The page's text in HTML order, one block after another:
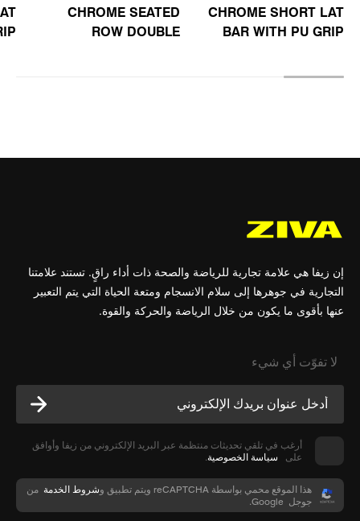
CHROME SHORT LAT
BAR WITH PU GRIP
CHROME SEATED
ROW DOUBLE
إن زيفا هي علامة تجارية للرياضة والصحة ذات أداء راقٍ. تستند علامتنا
التجارية في جوهرها إلى سلام الانسجام ومتعة الحياة التي يتم التعبير
عنها بأقوى ما يكون من خلال الرياضة والحركة والقوة.
لا تفوّت أي شيء
أرغب في تلقي تحديثات منتظمة عبر البريد الإلكتروني من زيفا وأوافق
على
سياسة الخصوصية.
هذا الموقع محمي بواسطة reCAPTCHA ويتم تطبيق وشروط الخدمة من
جوجل Google.